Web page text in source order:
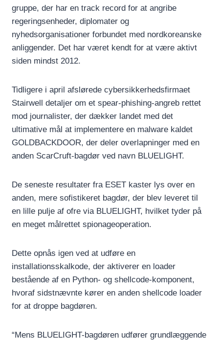
gruppe, der har en track record for at angribe
regeringsenheder, diplomater og
nyhedsorganisationer forbundet med nordkoreanske
anliggender. Det har været kendt for at være aktivt
siden mindst 2012.
Tidligere i april afslørede cybersikkerhedsfirmaet
Stairwell detaljer om et spear-phishing-angreb rettet
mod journalister, der dækker landet med det
ultimative mål at implementere en malware kaldet
GOLDBACKDOOR, der deler overlapninger med en
anden ScarCruft-bagdør ved navn BLUELIGHT.
De seneste resultater fra ESET kaster lys over en
anden, mere sofistikeret bagdør, der blev leveret til
en lille pulje af ofre via BLUELIGHT, hvilket tyder på
en meget målrettet spionageoperation.
Dette opnås igen ved at udføre en
installationsskalkode, der aktiverer en loader
bestående af en Python- og shellcode-komponent,
hvoraf sidstnævnte kører en anden shellcode loader
for at droppe bagdøren.
“Mens BLUELIGHT-bagdøren udfører grundlæggende